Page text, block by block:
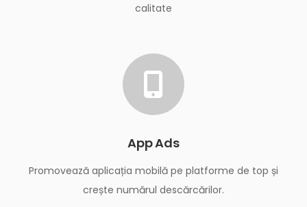
calitate
App Ads
Promovează aplicația mobilă pe platforme de top și
crește numărul descărcărilor.